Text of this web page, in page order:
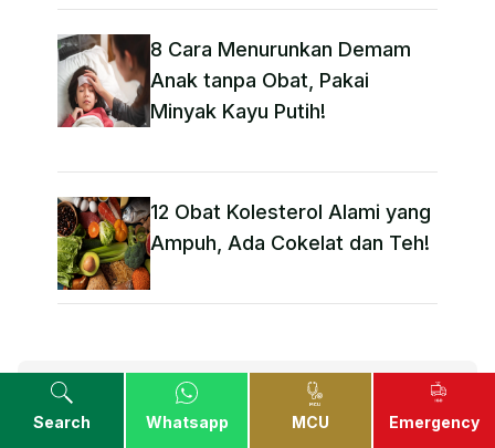
Search Whatsapp MCU Emergency
8 Cara Menurunkan Demam
Anak tanpa Obat​, Pakai
Minyak Kayu Putih!
12 Obat Kolesterol Alami yang
Ampuh, Ada Cokelat dan Teh!
Topik Terkini
Akta Kelahiran